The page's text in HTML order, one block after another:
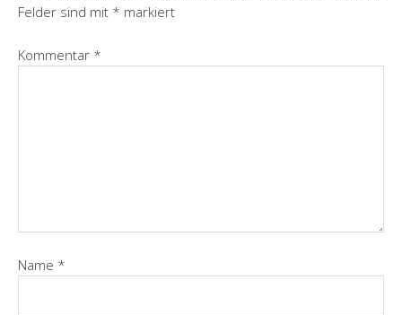
Felder sind mit * markiert
Kommentar *
Name *